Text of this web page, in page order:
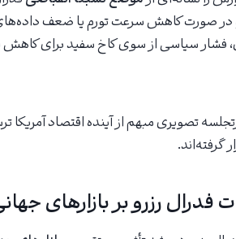
در صورت کاهش سرعت تورم یا ضعف
سیاسی از سوی کاخ سفید برای کاهش
تصویری مبهم از آینده اقتصاد آمریکا
گرفته‌اند.
فدرال رزرو بر بازارهای